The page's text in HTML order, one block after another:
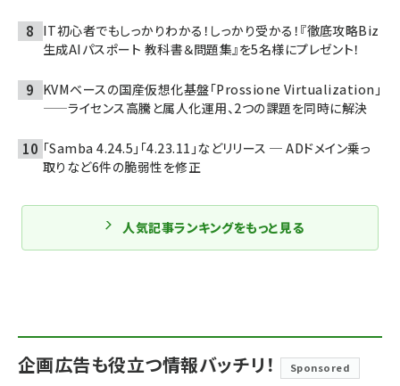
IT初心者でもしっかりわかる！しっかり受かる！『徹底攻略Biz
生成AIパスポート 教科書＆問題集』を5名様にプレゼント！
KVMベースの国産仮想化基盤「Prossione Virtualization」
——ライセンス高騰と属人化運用、2つの課題を同時に解決
「Samba 4.24.5」「4.23.11」などリリース ─ ADドメイン乗っ
取りなど6件の脆弱性を修正
人気記事ランキングをもっと見る
企画広告も役立つ情報バッチリ！ Sponsored